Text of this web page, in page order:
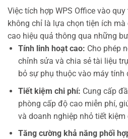
Việc tích hợp WPS Office vào
không chỉ là lựa chọn tiện ích
cao hiệu quả thông qua những
Tính linh hoạt cao: Cho phép
chỉnh sửa và chia sẻ tài liệu
bỏ sự phụ thuộc vào máy tính
Tiết kiệm chi phí: Cung cấp
phòng cấp độ cao miễn phí,
và doanh nghiệp nhỏ tiết
Tăng cường khả năng phối